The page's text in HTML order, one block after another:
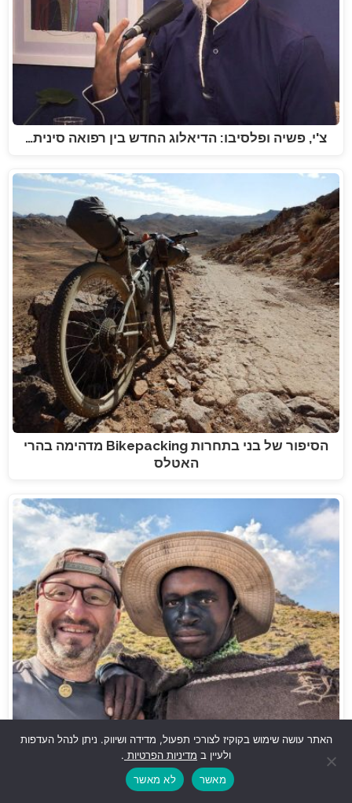
צ'י, פשיה ופלסיבו: הדיאלוג החדש בין רפואה סינית…
הסיפור של בני בתחרות Bikepacking מדהימה בהרי
האטלס
דרום אפריקאי קשוח: כך חציתי את רכס דרקנסברג,
בקושי...
האתר עושה שימוש בקוקיז לצורכי תפעול, מדידה ושיווק. ניתן לנהל העדפות
ולעיין ב מדיניות הפרטיות .
מאשר
לא מאשר